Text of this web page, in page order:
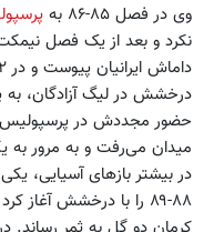
وی در فصل ۸۵-۸۶ به
نکرد و بعد از یک فصل
درخشش در لیگ آزادگان،
حضور مجددش در پرسپولیس،
میدان می‌رفت و به مرور به
۸۸-۸۹ را با درخشش